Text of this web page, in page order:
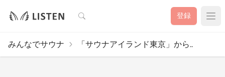
検索 登録
みんなでサウナ 「サウナアイランド東京」から..